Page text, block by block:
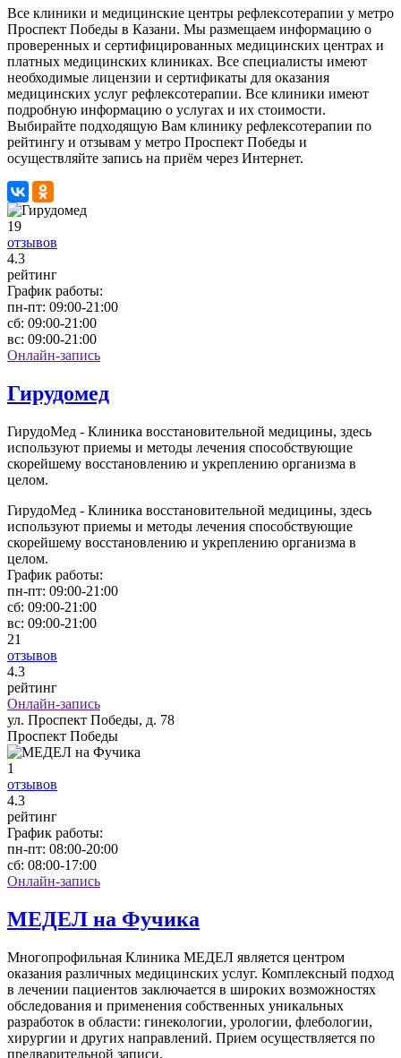
Все клиники и медицинские центры рефлексотерапии у метро
Проспект Победы в Казани. Мы размещаем информацию о
проверенных и сертифицированных медицинских центрах и
платных медицинских клиниках. Все специалисты имеют
необходимые лицензии и сертификаты для оказания
медицинских услуг рефлексотерапии. Все клиники имеют
подробную информацию о услугах и их стоимости.
Выбирайте подходящую Вам клинику рефлексотерапии по
рейтингу и отзывам у метро Проспект Победы и
осуществляйте запись на приём через Интернет.
19
отзывов
4.3
рейтинг
График работы:
пн-пт: 09:00-21:00
сб: 09:00-21:00
вс: 09:00-21:00
Онлайн-запись
Гирудомед
ГирудоМед - Клиника восстановительной медицины, здесь
используют приемы и методы лечения способствующие
скорейшему восстановлению и укреплению организма в
целом.
ГирудоМед - Клиника восстановительной медицины, здесь
используют приемы и методы лечения способствующие
скорейшему восстановлению и укреплению организма в
целом.
График работы:
пн-пт: 09:00-21:00
сб: 09:00-21:00
вс: 09:00-21:00
21
отзывов
4.3
рейтинг
Онлайн-запись
ул. Проспект Победы, д. 78
Проспект Победы
1
отзывов
4.3
рейтинг
График работы:
пн-пт: 08:00-20:00
сб: 08:00-17:00
Онлайн-запись
МЕДЕЛ на Фучика
Многопрофильная Клиника МЕДЕЛ является центром
оказания различных медицинских услуг. Комплексный подход
в лечении пациентов заключается в широких возможностях
обследования и применения собственных уникальных
разработок в области: гинекологии, урологии, флебологии,
хирургии и других направлений. Прием осуществляется по
предварительной записи.